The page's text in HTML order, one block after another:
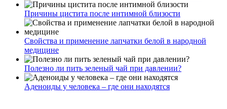
Причины цистита после интимной близости
Свойства и применение лапчатки белой в народной
медицине
Полезно ли пить зеленый чай при давлении?
Аденоиды у человека – где они находятся